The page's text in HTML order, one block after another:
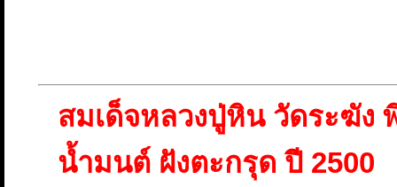
สมเด็จหลวงปู่หิน วัดระฆัง
น้ำมนต์ ฝังตะกรุด ปี 2500